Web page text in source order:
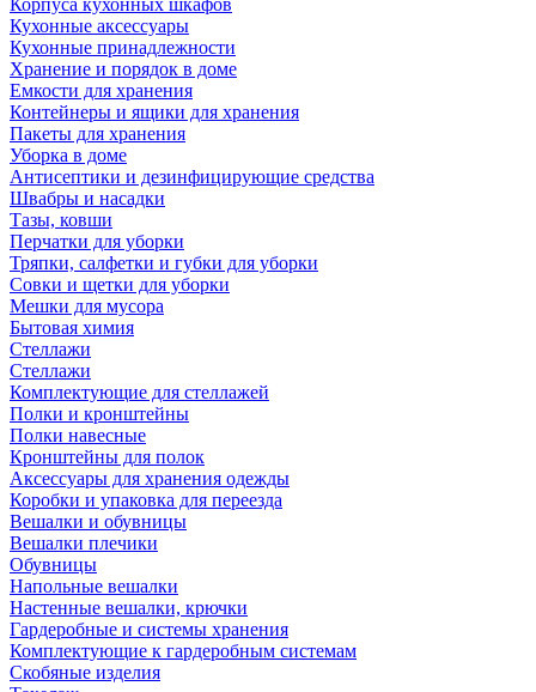
Корпуса кухонных шкафов
Кухонные аксессуары
Кухонные принадлежности
Хранение и порядок в доме
Емкости для хранения
Контейнеры и ящики для хранения
Пакеты для хранения
Уборка в доме
Антисептики и дезинфицирующие средства
Швабры и насадки
Тазы, ковши
Перчатки для уборки
Тряпки, салфетки и губки для уборки
Совки и щетки для уборки
Мешки для мусора
Бытовая химия
Стеллажи
Стеллажи
Комплектующие для стеллажей
Полки и кронштейны
Полки навесные
Кронштейны для полок
Аксессуары для хранения одежды
Коробки и упаковка для переезда
Вешалки и обувницы
Вешалки плечики
Обувницы
Напольные вешалки
Настенные вешалки, крючки
Гардеробные и системы хранения
Комплектующие к гардеробным системам
Скобяные изделия